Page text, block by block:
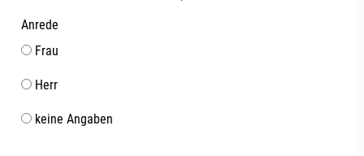
Anrede
Frau
Herr
keine Angaben